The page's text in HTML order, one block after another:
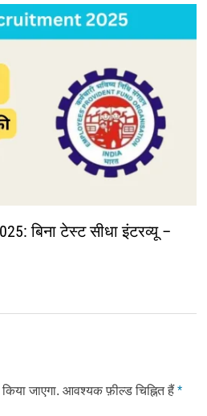
बिना टेस्ट सीधा इंटरव्यू –
जाएगा. आवश्यक फ़ील्ड चिह्नित हैं *